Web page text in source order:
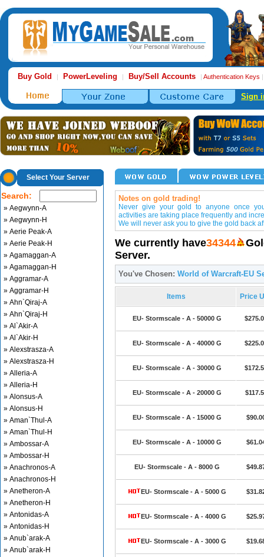
Buy Gold | PowerLeveling | Buy/Sell Accounts | Authentication Keys
Sign
Select Your Server
Search:
» Aegwynn-A
» Aegwynn-H
» Aerie Peak-A
» Aerie Peak-H
» Agamaggan-A
» Agamaggan-H
» Aggramar-A
» Aggramar-H
» Ahn`Qiraj-A
» Ahn`Qiraj-H
» Al`Akir-A
» Al`Akir-H
» Alexstrasza-A
» Alexstrasza-H
» Alleria-A
» Alleria-H
» Alonsus-A
» Alonsus-H
» Aman`Thul-A
» Aman`Thul-H
» Ambossar-A
» Ambossar-H
» Anachronos-A
» Anachronos-H
» Anetheron-A
» Anetheron-H
» Antonidas-A
» Antonidas-H
» Anub`arak-A
» Anub`arak-H
Notes on gold trading!
Never give your gold to anyone once
activities are taking place frequently and
We will never ask you to give the gold back
We currently have34344
Server.
You've Chosen: World of Warcraft-EU
Items Price
EU- Stormscale - A - 50000 G
EU- Stormscale - A - 40000 G
EU- Stormscale - A - 30000 G
EU- Stormscale - A - 20000 G
EU- Stormscale - A - 15000 G
EU- Stormscale - A - 10000 G
EU- Stormscale - A - 8000 G
EU- Stormscale - A - 5000 G
EU- Stormscale - A - 4000 G
EU- Stormscale - A - 3000 G